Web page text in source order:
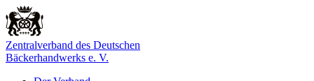
Zentralverband des Deutschen
Bäckerhandwerks e. V.